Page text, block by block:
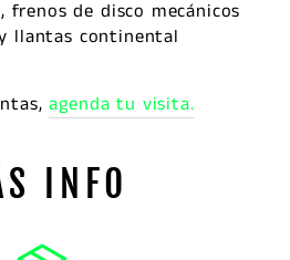
frenos de disco mecánicos
llantas continental
agenda tu visita.
INFO